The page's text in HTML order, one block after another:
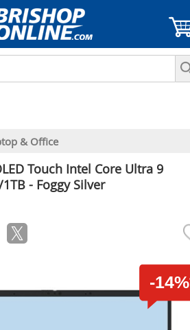
& Office
Touch Intel Core Ultra 9
- Foggy Silver
-